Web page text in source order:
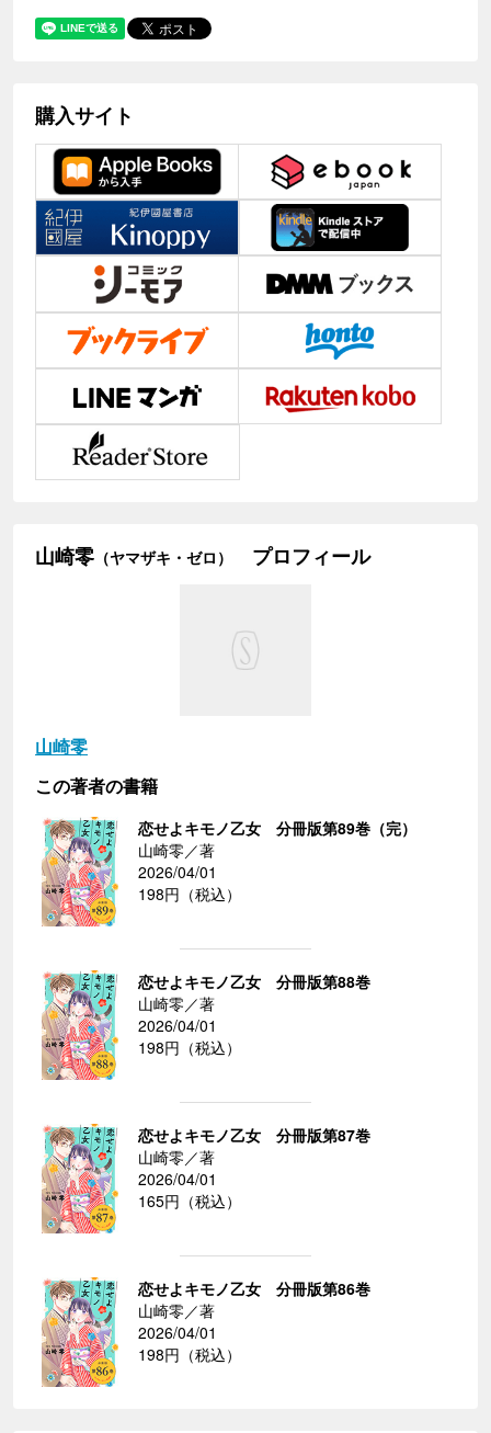
購入サイト
山崎零 （ヤマザキ・ゼロ） プロフィール
山崎零
この著者の書籍
恋せよキモノ乙女 分冊版第89巻（完）
山崎零／著
2026/04/01
198円（税込）
恋せよキモノ乙女 分冊版第88巻
山崎零／著
2026/04/01
198円（税込）
恋せよキモノ乙女 分冊版第87巻
山崎零／著
2026/04/01
165円（税込）
恋せよキモノ乙女 分冊版第86巻
山崎零／著
2026/04/01
198円（税込）